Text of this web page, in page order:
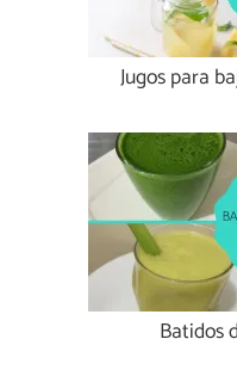
Jugos para
Batidos